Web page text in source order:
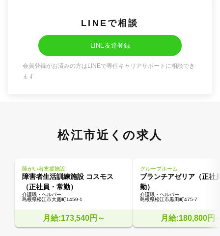
LINEで相談
LINE友達登録
会員登録がお済みの方はLINEで専任キャリアサポートに相談でき
ます
松江市近くの求人
障がい者支援施設
障害者生活訓練施設 コスモス
（正社員・常勤）
介護職・ヘルパー
島根県松江市大庭町1459-1
月給:173,540円～
グループホーム
ブランチアゼリア（正社
勤）
介護職・ヘルパー
島根県松江市黒田町475-7
月給:180,800円